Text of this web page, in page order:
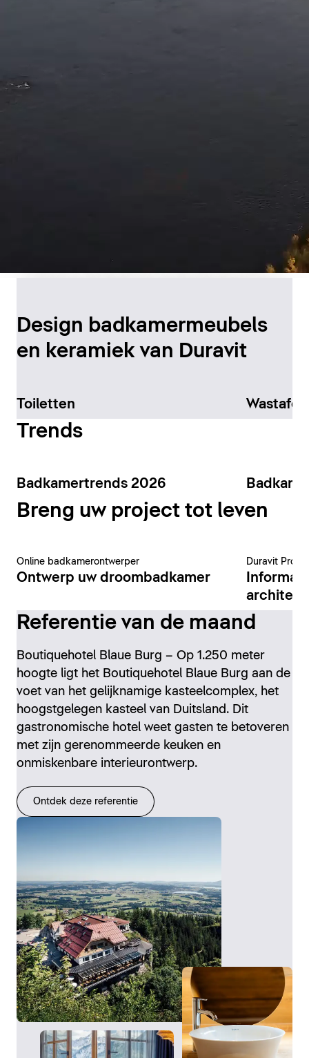
Canada
Meer informatie
Design badkamermeubels
en keramiek van Duravit
Toiletten
Trends
Badkamertrends 2026
Breng uw project tot leven
Online badkamerontwerper
Ontwerp uw droombadkamer
Duravit Pro-
Referentie van de maand
Boutiquehotel Blaue Burg – Op 1.250 meter
hoogte ligt het Boutiquehotel Blaue Burg aan de
voet van het gelijknamige kasteelcomplex, het
hoogstgelegen kasteel van Duitsland. Dit
gastronomische hotel weet gasten te betoveren
met zijn gerenommeerde keuken en
onmiskenbare interieurontwerp.
Ontdek deze referentie